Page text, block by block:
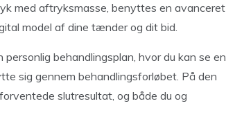
med aftryksmasse, benyttes en avanceret
model af dine tænder og dit bid.
behandlingsplan, hvor du kan se en
sig gennem behandlingsforløbet. På den
slutresultat, og både du og